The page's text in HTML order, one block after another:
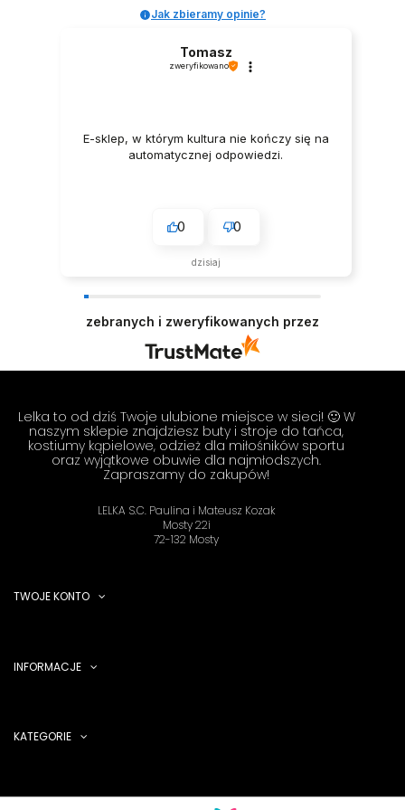
Jak zbieramy opinie?
Tomasz
zweryfikowano
E-sklep, w którym kultura nie kończy się na
automatycznej odpowiedzi.
0 0
dzisiaj
zebranych i zweryfikowanych przez
Lelka to od dziś Twoje ulubione miejsce w sieci! 🙂 W
naszym sklepie znajdziesz buty i stroje do tańca,
kostiumy kąpielowe, odzież dla miłośników sportu
oraz wyjątkowe obuwie dla najmłodszych.
Zapraszamy do zakupów!
LELKA S.C. Paulina i Mateusz Kozak
Mosty 22i
72-132 Mosty
TWOJE KONTO
INFORMACJE
KATEGORIE